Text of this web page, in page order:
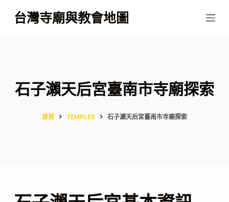
跳
至
台灣寺廟與教會地圖
石子瀨天后宮臺南市寺廟探索
首頁 TEMPLES 石子瀨天后宮臺南市寺廟探索